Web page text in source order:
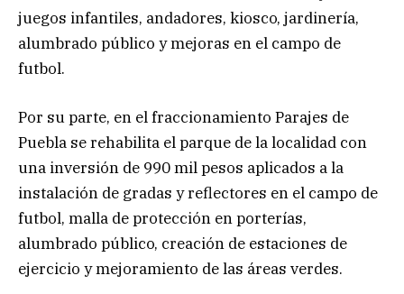
juegos infantiles, andadores, kiosco, jardinería,
alumbrado público y mejoras en el campo de
futbol.
Por su parte, en el fraccionamiento Parajes de
Puebla se rehabilita el parque de la localidad con
una inversión de 990 mil pesos aplicados a la
instalación de gradas y reflectores en el campo de
futbol, malla de protección en porterías,
alumbrado público, creación de estaciones de
ejercicio y mejoramiento de las áreas verdes.